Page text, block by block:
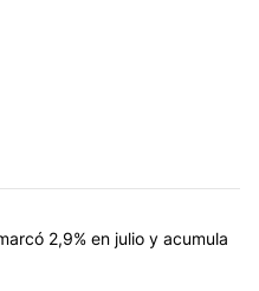
más comentarios en los
"La inflación en CABA
2,9% en julio y acumula